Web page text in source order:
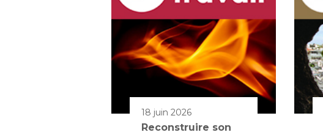
18 juin 2026
Reconstruire son